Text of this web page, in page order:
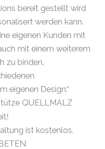
bereit gestellt wird
werden kann.
eigenen Kunden mit
mit einem weiterem
zu binden.
eigenen Design.“
QUELLMALZ
ist kostenlos.